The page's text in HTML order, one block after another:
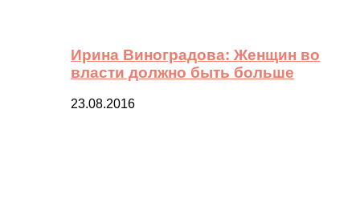
Ирина Виноградова: Женщин во
власти должно быть больше
23.08.2016